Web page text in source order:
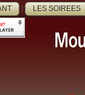
LES SOIREES